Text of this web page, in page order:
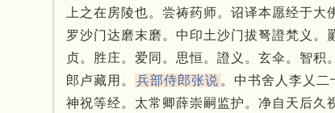
上之在房陵也。 尝祷药师。 诏译本愿经于大
罗沙门达磨末磨。 中印土沙门拔弩證梵义。
贞。
胜庄。 爱同。 思恒。 證义。 玄伞。 智积。
郎卢藏用。
兵部侍郎张说 。 中书舍人李乂二
神祝等经。 太常卿薛崇嗣监护。 净自天后久